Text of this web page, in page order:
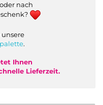
nach
unsere
.
Ihnen
Lieferzeit.